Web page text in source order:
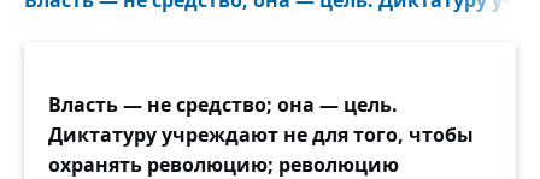
Власть — не средство; она — цель.
Диктатуру учреждают не для того, чтобы
охранять революцию; революцию